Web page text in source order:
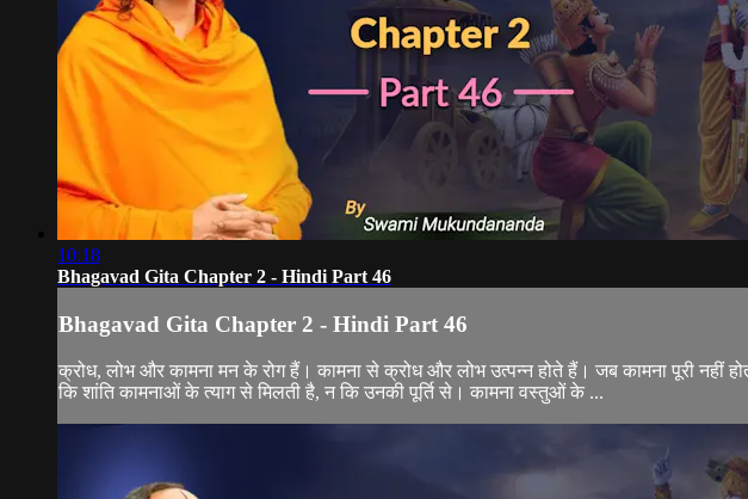
10:18
Bhagavad Gita Chapter 2 - Hindi Part 46
Bhagavad Gita Chapter 2 - Hindi Part 46
क्रोध, लोभ और कामना मन के रोग हैं। कामना से क्रोध और लोभ उत्पन्न होते हैं। जब कामना पूरी नहीं
कि शांति कामनाओं के त्याग से मिलती है, न कि उनकी पूर्ति से। कामना वस्तुओं के ...